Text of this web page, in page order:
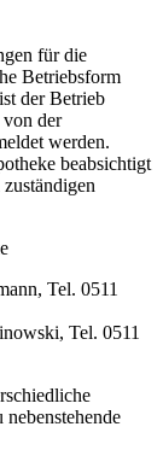
für die
Betriebsform
der Betrieb
von der
werden.
beabsichtigt
Tel. 0511
Tel. 0511